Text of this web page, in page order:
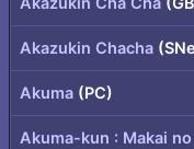
Akazukin Chacha
Akuma (PC)
Akuma-kun : Makai no